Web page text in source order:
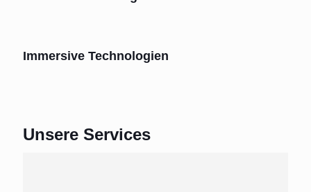
Immersive Technologien
Unsere Services